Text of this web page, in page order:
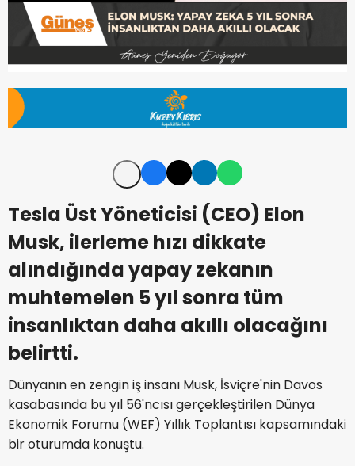
Tesla Üst Yöneticisi (CEO) Elon
Musk, ilerleme hızı dikkate
alındığında yapay zekanın
muhtemelen 5 yıl sonra tüm
insanlıktan daha akıllı olacağını
belirtti.
Dünyanın en zengin iş insanı Musk, İsviçre'nin Davos
kasabasında bu yıl 56'ncısı gerçekleştirilen Dünya
Ekonomik Forumu (WEF) Yıllık Toplantısı kapsamındaki
bir oturumda konuştu.